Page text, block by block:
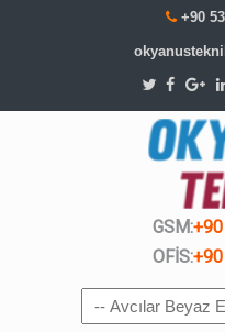
+90
GSM:
OFİS:
Navigation